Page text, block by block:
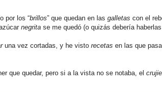
por los “brillos” que quedan en las galletas con el
negrita se me quedó (o quizás debería
una vez cortadas, y he visto recetas en las que
que quedar, pero si a la vista no se notaba, el